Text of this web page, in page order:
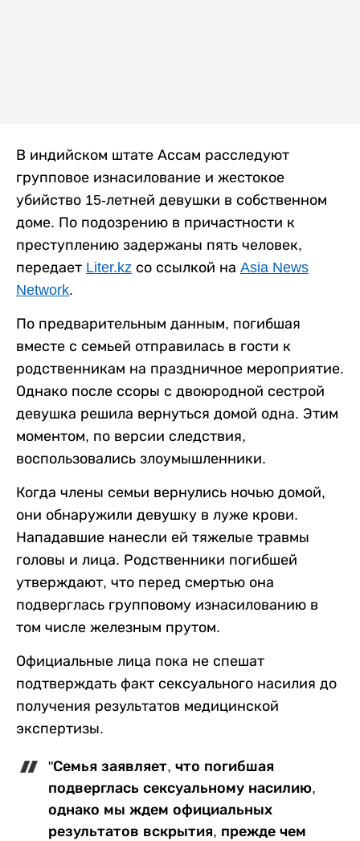
В индийском штате Ассам расследуют
групповое изнасилование и жестокое
убийство 15-летней девушки в собственном
доме. По подозрению в причастности к
преступлению задержаны пять человек,
передает Liter.kz со ссылкой на Asia News
Network.
По предварительным данным, погибшая
вместе с семьей отправилась в гости к
родственникам на праздничное мероприятие.
Однако после ссоры с двоюродной сестрой
девушка решила вернуться домой одна. Этим
моментом, по версии следствия,
воспользовались злоумышленники.
Когда члены семьи вернулись ночью домой,
они обнаружили девушку в луже крови.
Нападавшие нанесли ей тяжелые травмы
головы и лица. Родственники погибшей
утверждают, что перед смертью она
подверглась групповому изнасилованию в
том числе железным прутом.
Официальные лица пока не спешат
подтверждать факт сексуального насилия до
получения результатов медицинской
экспертизы.
"Семья заявляет, что погибшая
подверглась сексуальному насилию,
однако мы ждем официальных
результатов вскрытия, прежде чем